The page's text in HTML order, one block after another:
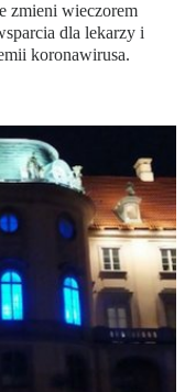
zmieni wieczorem
dla lekarzy i
koronawirusa.